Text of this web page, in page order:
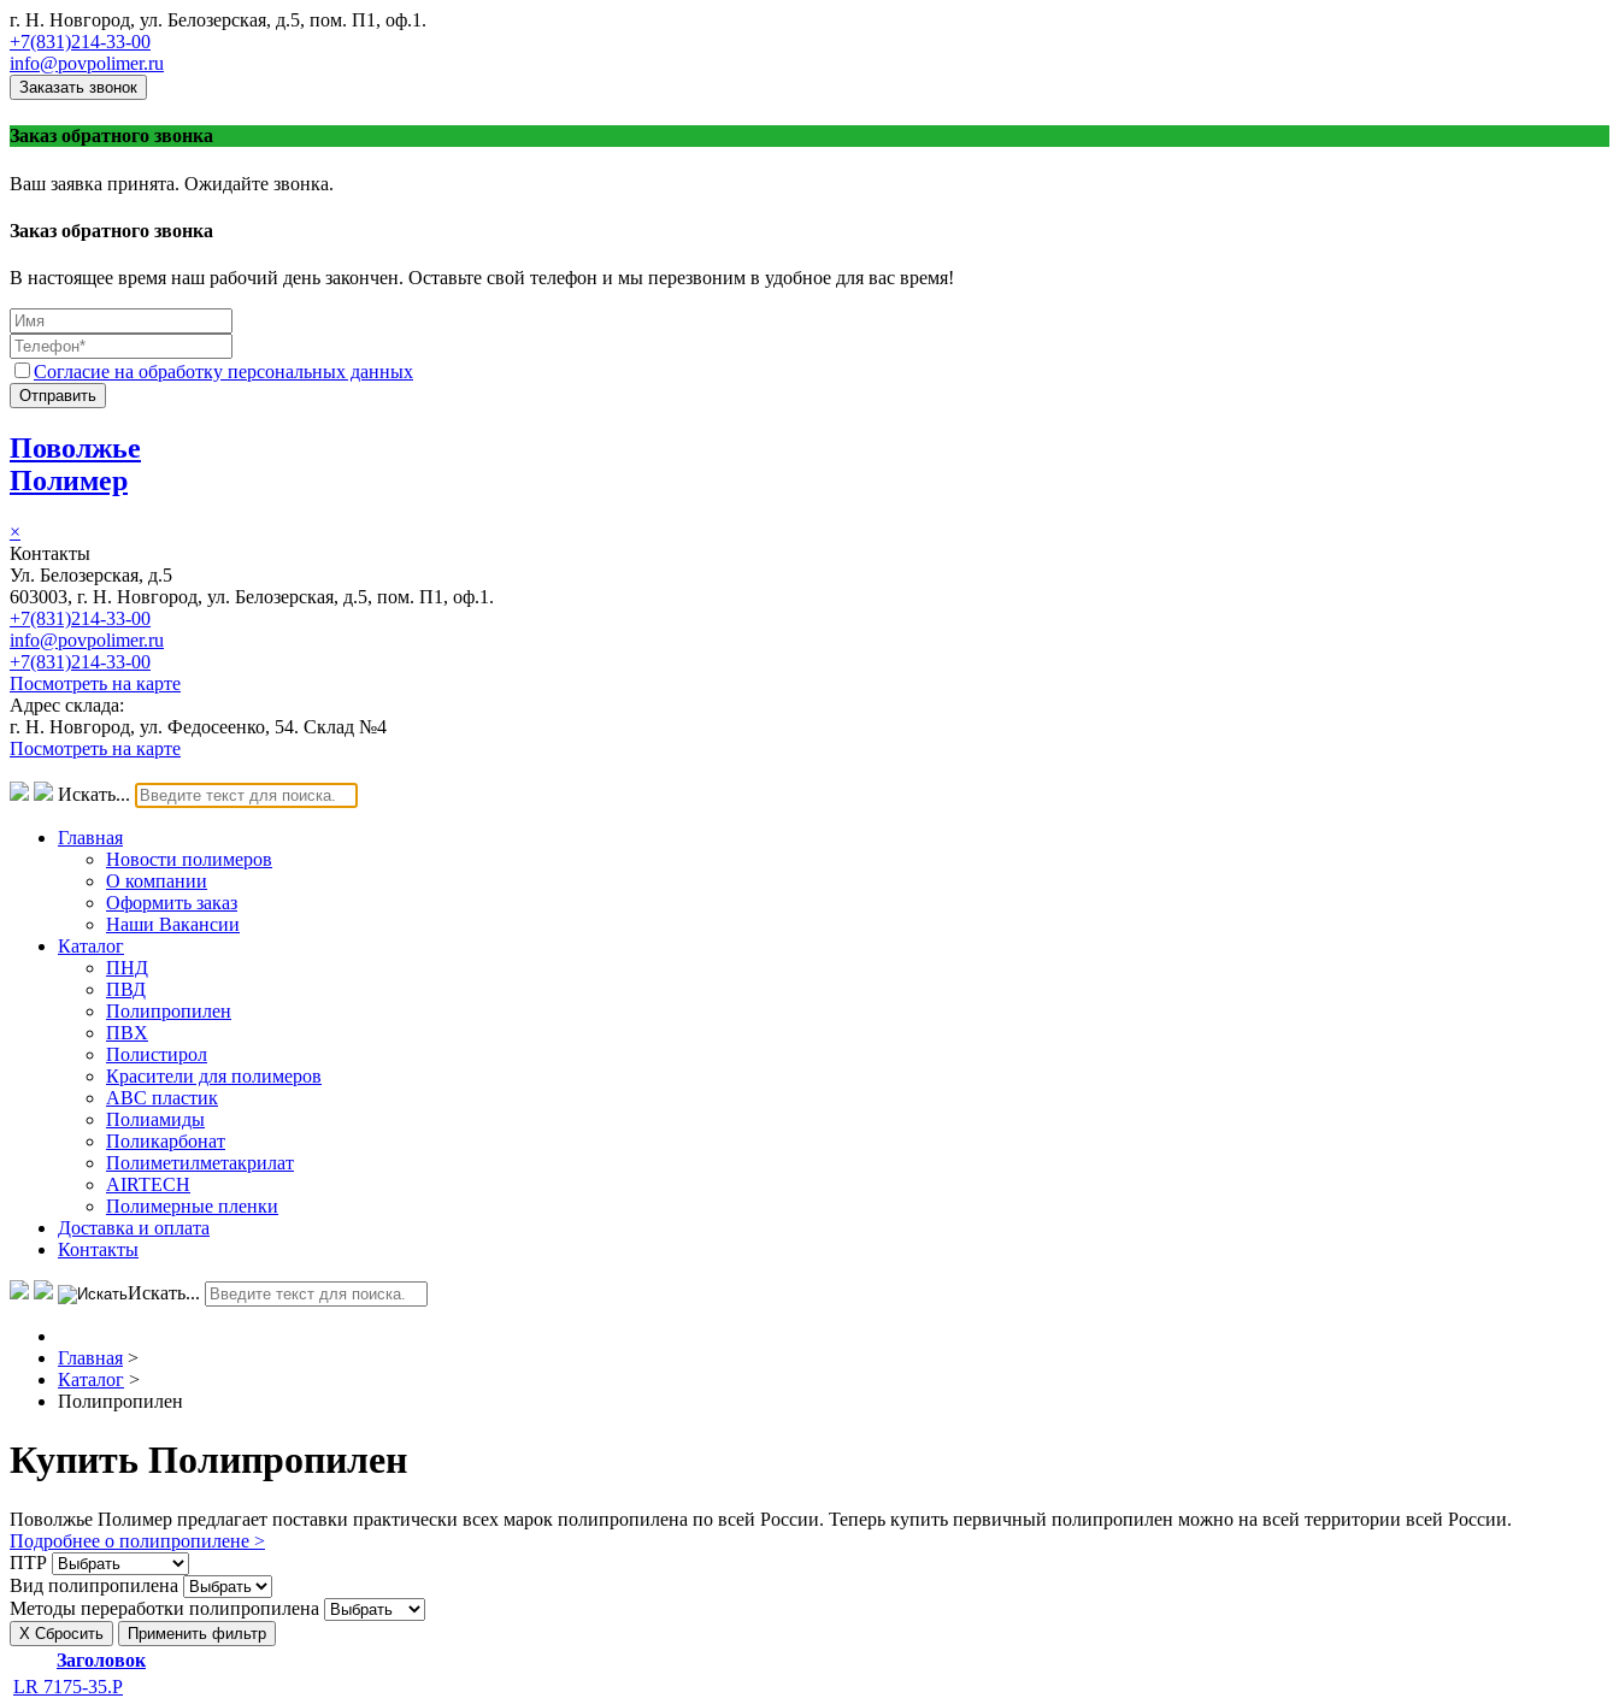
г. Н. Новгород, ул. Белозерская, д.5, пом. П1, оф.1.
+7(831)214-33-00
info@povpolimer.ru
Заказать звонок
Заказ обратного звонка
Ваш заявка принята. Ожидайте звонка.
Заказ обратного звонка
В настоящее время наш рабочий день закончен. Оставьте свой телефон и мы перезвоним в удобное для вас время!
Согласие на обработку персональных данных
Отправить
Поволжье
Полимер
×
Контакты
Ул. Белозерская, д.5
603003, г. Н. Новгород, ул. Белозерская, д.5, пом. П1, оф.1.
+7(831)214-33-00
info@povpolimer.ru
+7(831)214-33-00
Посмотреть на карте
Адрес склада:
г. Н. Новгород, ул. Федосеенко, 54. Склад №4
Посмотреть на карте
Искать...
Главная
Новости полимеров
О компании
Оформить заказ
Наши Вакансии
Каталог
ПНД
ПВД
Полипропилен
ПВХ
Полистирол
Красители для полимеров
АВС пластик
Полиамиды
Поликарбонат
Полиметилметакрилат
AIRTECH
Полимерные пленки
Доставка и оплата
Контакты
Искать...
Главная >
Каталог >
Полипропилен
Купить Полипропилен
Поволжье Полимер предлагает поставки практически всех марок полипропилена по всей России. Теперь купить первичный полипропилен можно на всей территории всей России.
Подробнее о полипропилене >
ПТР
Вид полипропилена
Методы переработки полипропилена
Х Сбросить Применить фильтр
Заголовок
LR 7175-35.P